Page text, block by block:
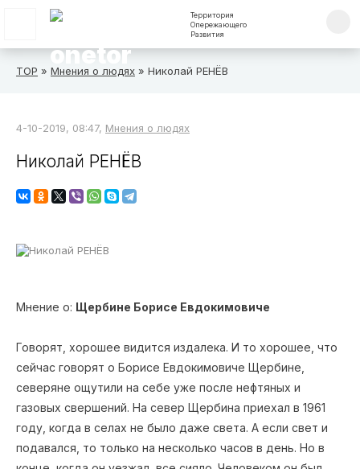
Территория
Опережающего
Развития
ТОР » Мнения о людях » Николай РЕНЁВ
4-10-2019, 08:47, Мнения о людях
Николай РЕНЁВ
Мнение о: Щербине Борисе Евдокимовиче
Говорят, хорошее видится издалека. И то хорошее, что
сейчас говорят о Борисе Евдокимовиче Щербине,
северяне ощутили на себе уже после нефтяных и
газовых свершений. На север Щербина приехал в 1961
году, когда в селах не было даже света. А если свет и
подавался, то только на несколько часов в день. Но в